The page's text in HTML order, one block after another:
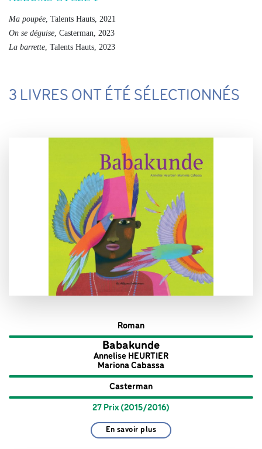
Ma poupée , Talents Hauts, 2021
On se déguise , Casterman, 2023
La barrette , Talents Hauts, 2023
3 LIVRES ONT ÉTÉ SÉLECTIONNÉS
Roman
Babakunde
Annelise HEURTIER
Mariona Cabassa
Casterman
27 Prix (2015/2016)
En savoir plus